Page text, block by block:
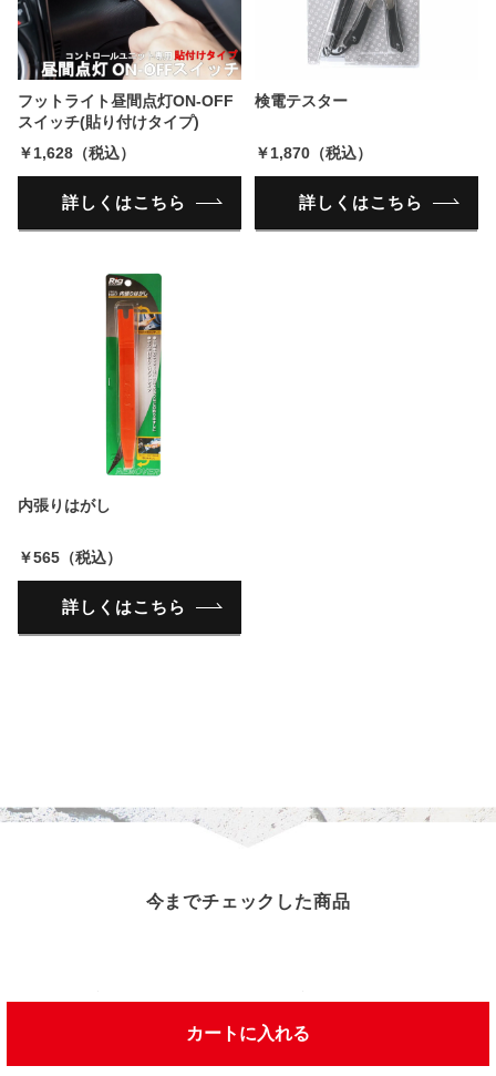
カートに入れる
フットライト昼間点灯ON-OFF
スイッチ(貼り付けタイプ)
￥1,628（税込）
詳しくはこちら
検電テスター
￥1,870（税込）
詳しくはこちら
内張りはがし
￥565（税込）
詳しくはこちら
今までチェックした商品
この商品を見た人は、こんな商品を見ています